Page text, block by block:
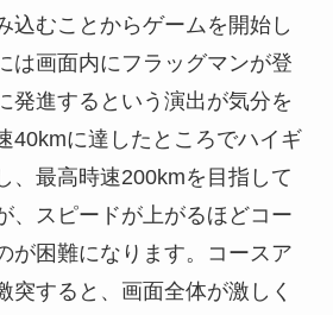
込むことからゲームを開始し
は画面内にフラッグマンが登
発進するという演出が気分を
40kmに達したところでハイギ
、最高時速200kmを目指して
、スピードが上がるほどコー
が困難になります。コースア
突すると、画面全体が激しく